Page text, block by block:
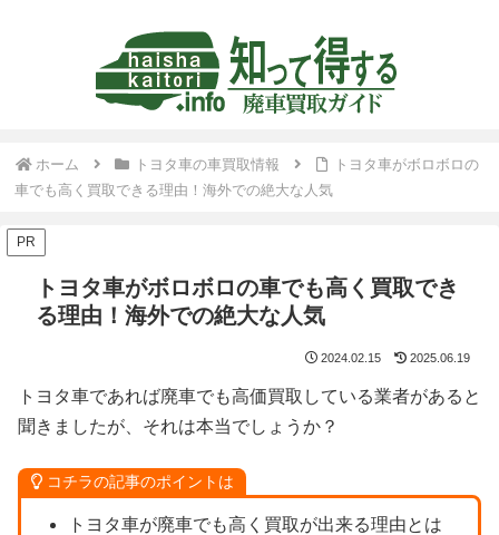
ホーム トヨタ車の車買取情報
トヨタ車がボロボロの
車でも高く買取できる理由！海外での絶大な人気
PR
トヨタ車がボロボロの車でも高く買取でき
る理由！海外での絶大な人気
2024.02.15 2025.06.19
トヨタ車であれば廃車でも高価買取している業者があると
聞きましたが、それは本当でしょうか？
コチラの記事のポイントは
トヨタ車が廃車でも高く買取が出来る理由とは